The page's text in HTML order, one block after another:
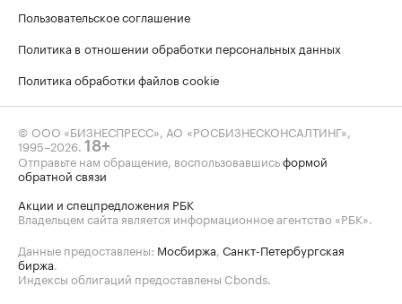
Пользовательское соглашение
Политика в отношении обработки персональных данных
Политика обработки файлов cookie
© ООО «БИЗНЕСПРЕСС», АО «РОСБИЗНЕСКОНСАЛТИНГ»,
1995–2026 18+
Отправьте нам обращение, воспользовавшисьформой
обратной связи
Акции и спецпредложения РБК
Владельцем сайта является информационное агентство «РБК».
Данные предоставлены: Мосбиржа Санкт-Петербургская
биржа
Индексы облигаций предоставлены Cbonds.